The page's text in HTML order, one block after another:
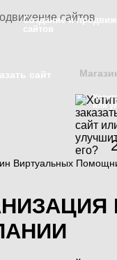
Создание и
сайтов
сайт
или
Виртуальных